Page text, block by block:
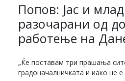
Попов: Јас и
разочарани од
работење на
„Ќе поставам три прашања
градоначалничката и иако не